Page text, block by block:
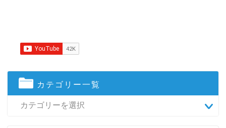
カテゴリー一覧